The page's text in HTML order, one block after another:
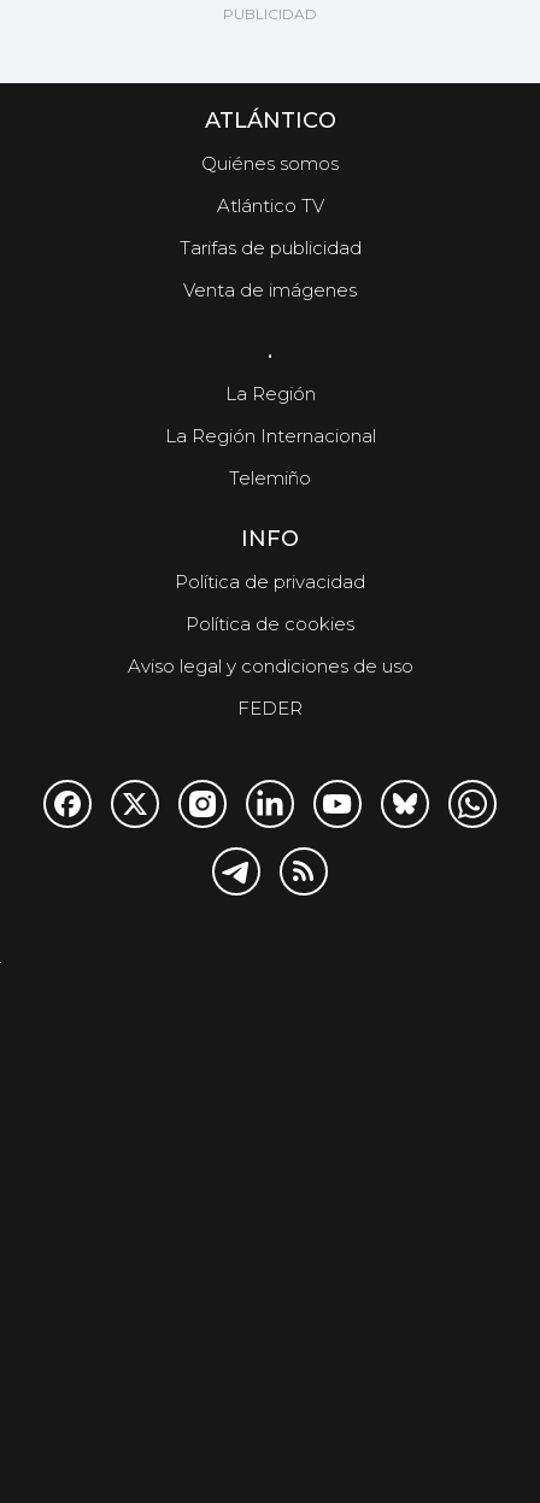
ATLÁNTICO
Quiénes somos
Atlántico TV
Tarifas de publicidad
Venta de imágenes
.
La Región
La Región Internacional
Telemiño
INFO
Política de privacidad
Política de cookies
Aviso legal y condiciones de uso
FEDER